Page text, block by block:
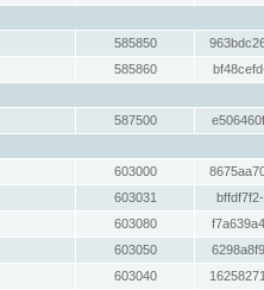
585850
585860
587500
603000
603031
603080
603050
603040